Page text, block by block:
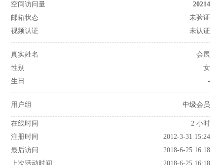
空间访问量
20214
邮箱状态
未验证
视频认证
未认证
真实姓名
会展
性别
女
生日
-
用户组 中级会员
在线时间
2 小时
注册时间
2012-3-31 15:24
最后访问
2018-6-25 16:18
上次活动时间
2018-6-25 16:18